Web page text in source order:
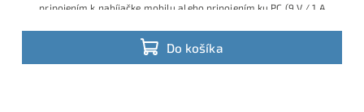
Do košíka
pripojením k nabíjačke mobilu alebo pripojením ku PC (9 V / 1 A
viac režimov svietenia. Projektor